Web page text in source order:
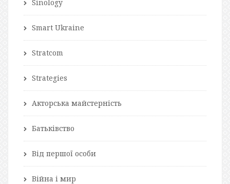
Sinology
Smart Ukraine
Stratcom
Strategies
Акторська майстерність
Батьківство
Від першої особи
Війна і мир